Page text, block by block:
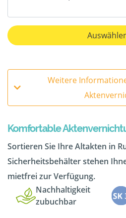
Weitere
Komfortable
Sortieren Sie Ihre Altakten in
Sicherheitsbehälter stehen
mietfrei zur Verfügung.
Nachhaltigkeit
zubuchbar